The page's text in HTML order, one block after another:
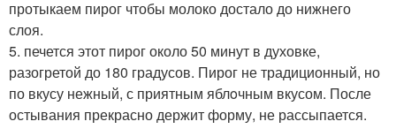
протыкаем пирог чтобы молоко достало до нижнего
слоя.
5. печется этот пирог около 50 минут в духовке,
разогретой до 180 градусов. Пирог не традиционный, но
по вкусу нежный, с приятным яблoчным вкусом. После
остывания прекрасно держит форму, не рассыпается.